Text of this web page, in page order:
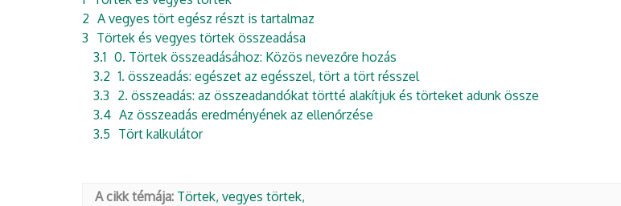
2 A vegyes tört egész részt is tartalmaz
3 Törtek és vegyes törtek összeadása
3.1 0. Törtek összeadásához: Közös nevezőre hozás
3.2 1. összeadás: egészet az egésszel, tört a tört résszel
3.3 2. összeadás: az összeadandókat törtté alakítjuk és törteket adunk össze
3.4 Az összeadás eredményének az ellenőrzése
3.5 Tört kalkulátor
A cikk témája: Törtek, vegyes törtek